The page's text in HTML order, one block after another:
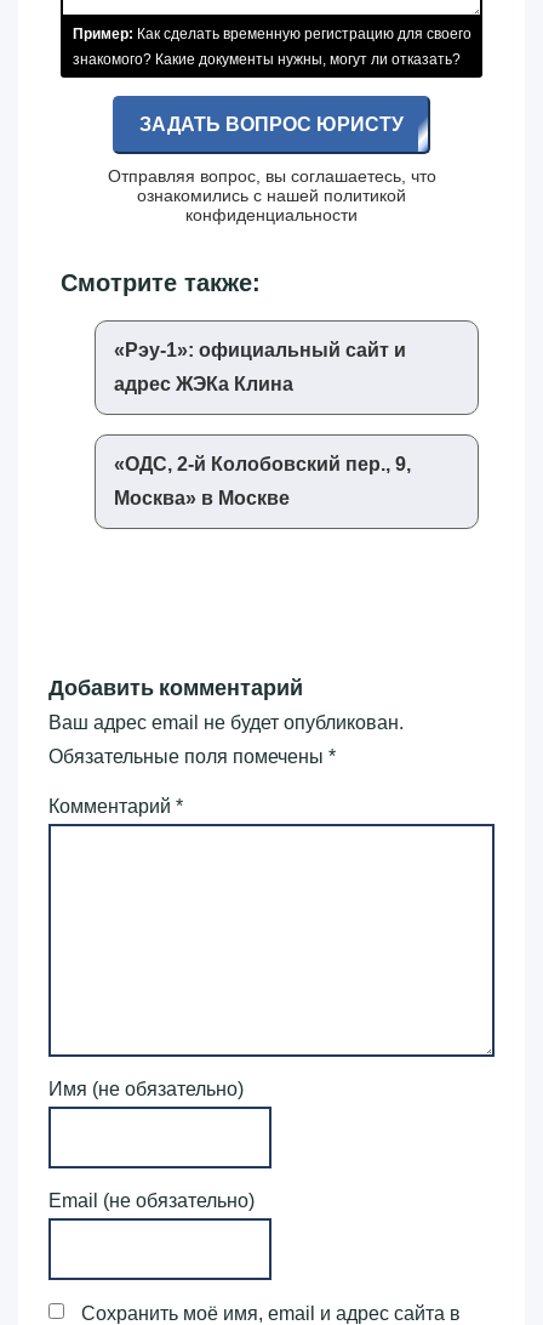
Пример: Как сделать временную регистрацию для своего
знакомого? Какие документы нужны, могут ли отказать?
ЗАДАТЬ ВОПРОС ЮРИСТУ
Отправляя вопрос, вы соглашаетесь, что
ознакомились с нашей политикой
конфиденциальности
Смотрите также:
«‎Рэу-1»‎: официальный сайт и
адрес ЖЭКа Клина
«‎ОДС, 2-й Колобовский пер., 9,
Москва»‎ в Москве
Добавить комментарий
Ваш адрес email не будет опубликован.
Обязательные поля помечены *
Комментарий *
Имя (не обязательно)
Email (не обязательно)
Сохранить моё имя, email и адрес сайта в